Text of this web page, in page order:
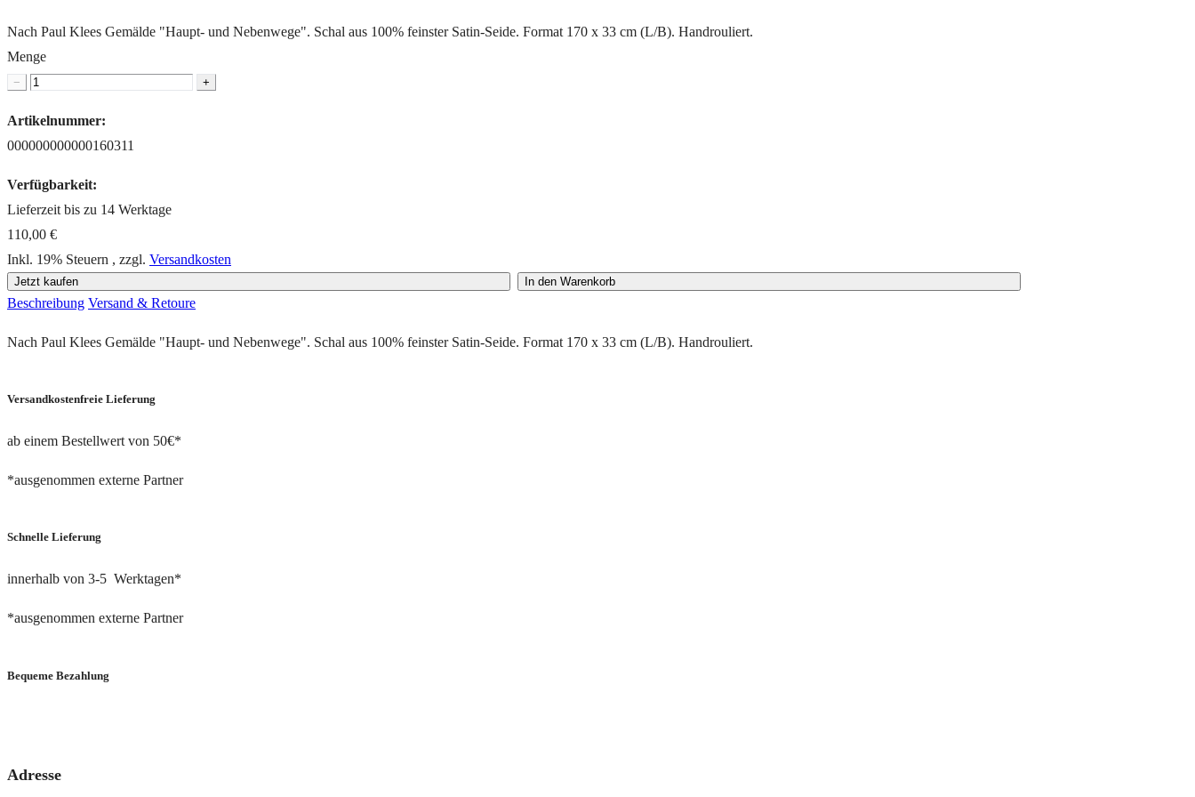
Nach Paul Klees Gemälde "Haupt- und Nebenwege". Schal aus 100% feinster Satin-Seide. Format 170 x 33 cm (L/B). Handrouliert.
Menge
− +
Artikelnummer:
000000000000160311
Verfügbarkeit:
Lieferzeit bis zu 14 Werktage
110,00 €
Inkl. 19% Steuern , zzgl. Versandkosten
Jetzt kaufen In den Warenkorb
Beschreibung Versand & Retoure
Nach Paul Klees Gemälde "Haupt- und Nebenwege". Schal aus 100% feinster Satin-Seide. Format 170 x 33 cm (L/B). Handrouliert.
Versandkostenfreie Lieferung
ab einem Bestellwert von 50€*
*ausgenommen externe Partner
Schnelle Lieferung
innerhalb von 3-5 Werktagen*
*ausgenommen externe Partner
Bequeme Bezahlung
Adresse